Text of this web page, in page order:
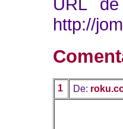
http://
1 De: